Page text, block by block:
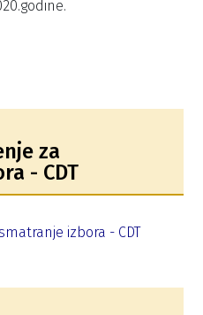
za
- CDT
izbora - CDT